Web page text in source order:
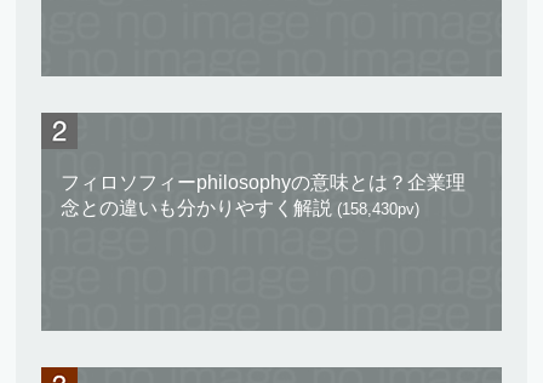
フィロソフィーphilosophyの意味とは？企業理
念との違いも分かりやすく解説 (158,430pv)